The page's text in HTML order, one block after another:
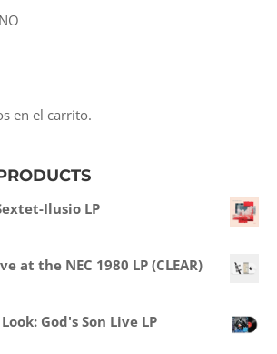
en el carrito.
Ilusio LP
at the NEC 1980 LP (CLEAR)
God's Son Live LP